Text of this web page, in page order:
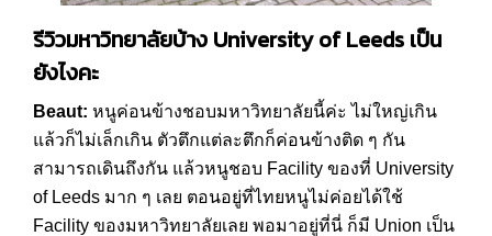
รีวิวมหาวิทยาลัยบ้าง University of Leeds เป็น
ยังไงคะ
Beaut: หนูค่อนข้างชอบมหาวิทยาลัยนี้ค่ะ ไม่ใหญ่เกิน
แล้วก็ไม่เล็กเกิน ตัวตึกแต่ละตึกก็ค่อนข้างติด ๆ กัน
สามารถเดินถึงกัน แล้วหนูชอบ Facility ของที่ University
of Leeds มาก ๆ เลย ตอนอยู่ที่ไทยหนูไม่ค่อยได้ใช้
Facility ของมหาวิทยาลัยเลย พอมาอยู่ที่นี่ ก็มี Union เป็น